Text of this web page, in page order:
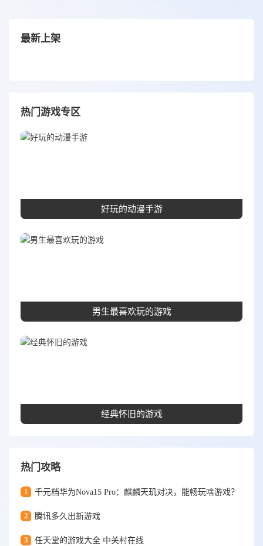
最新上架
热门游戏专区
好玩的动漫手游
男生最喜欢玩的游戏
经典怀旧的游戏
热门攻略
1 千元档华为Nova15 Pro：麒麟天玑对决，能畅玩啥游戏？
2 腾讯多久出新游戏
3 任天堂的游戏大全 中关村在线